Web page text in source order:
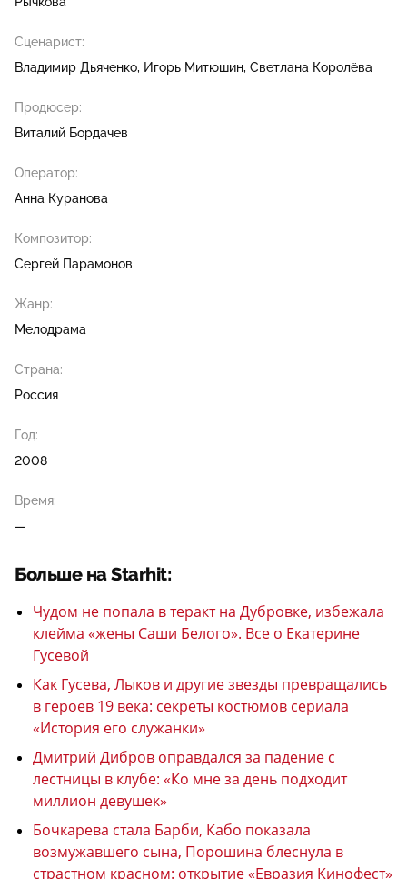
Сценарист:
Владимир Дьяченко Игорь Митюшин Светлана Королёва
Продюсер:
Виталий Бордачев
Оператор:
Анна Куранова
Композитор:
Сергей Парамонов
Жанр:
Мелодрама
Страна:
Россия
Год:
2008
Время:
—
Больше на Starhit:
Чудом не попала в теракт на Дубровке, избежала
клейма «жены Саши Белого». Все о Екатерине
Гусевой
Как Гусева, Лыков и другие звезды превращались
в героев 19 века: секреты костюмов сериала
«История его служанки»
Дмитрий Дибров оправдался за падение с
лестницы в клубе: «Ко мне за день подходит
миллион девушек»
Бочкарева стала Барби, Кабо показала
возмужавшего сына, Порошина блеснула в
страстном красном: открытие «Евразия Кинофест»